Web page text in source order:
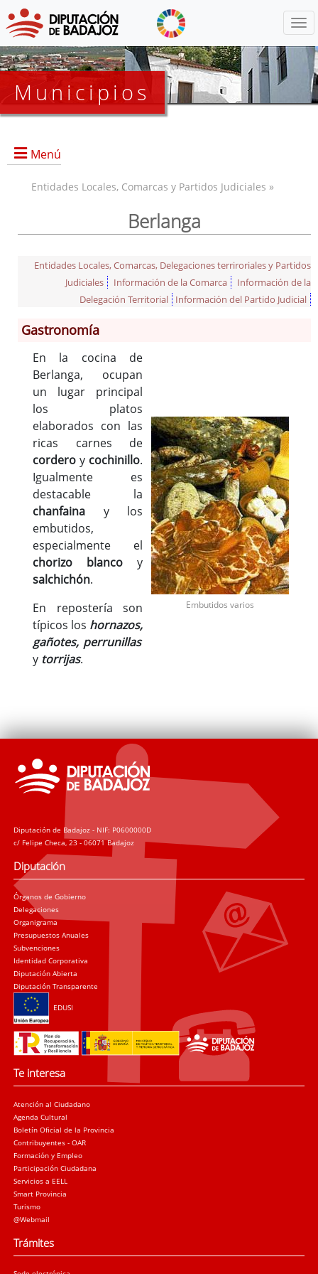
Municipios
Menú
Información General
Historia
Monumentos
Gastronomía
Fiestas
Turismo
Población
Archivo Municipal
Corporación
Correo-e gratis
Códigos para FACe
Entidades Locales, Comarcas y Partidos Judiciales »
Berlanga
Entidades Locales, Comarcas, Delegaciones terriroriales y Partidos
Judiciales
Información de la Comarca
Información de la
Delegación Territorial
Información del Partido Judicial
Gastronomía
En la cocina de
Berlanga, ocupan
un lugar principal
los platos
elaborados con las
ricas carnes de
cordero y cochinillo.
Igualmente es
destacable la
chanfaina y los
embutidos,
especialmente el
chorizo blanco y
salchichón.
En repostería son
típicos los hornazos,
gañotes, perrunillas
y torrijas.
Embutidos varios
Diputación de Badajoz - NIF: P0600000D
c/ Felipe Checa, 23 - 06071 Badajoz
Diputación
Órganos de Gobierno
Delegaciones
Organigrama
Presupuestos Anuales
Subvenciones
Identidad Corporativa
Diputación Abierta
Diputación Transparente
EDUSI
Te interesa
Atención al Ciudadano
Agenda Cultural
Boletín Oficial de la Provincia
Contribuyentes - OAR
Formación y Empleo
Participación Ciudadana
Servicios a EELL
Smart Provincia
Turismo
@Webmail
Trámites